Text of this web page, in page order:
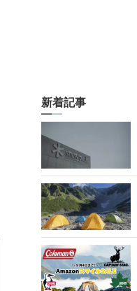
新着記事